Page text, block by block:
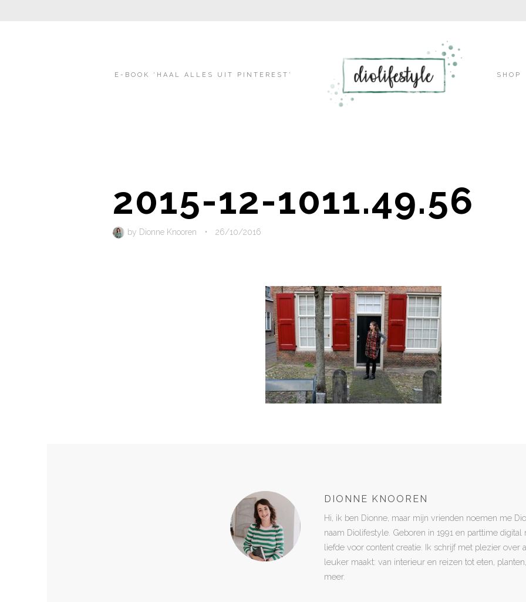
content
E-BOOK ‘HAAL ALLES UIT PINTEREST’ SHOP
2015-12-1011.49.56
by Dionne Knooren • 26/10/2016
DIONNE KNOOREN
Hi, ik ben Dionne, maar mijn vrienden noemen me
naam Diolifestyle. Geboren in 1991 en parttime
liefde voor content creatie. Ik schrijf met plezier over
leuker maakt: van interieur en reizen tot eten,
meer.